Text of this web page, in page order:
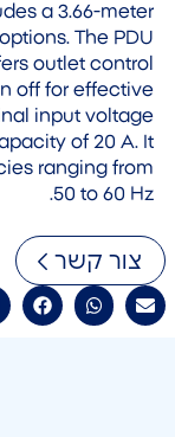
a 3.66-meter
The PDU
outlet control
off for effective
input voltage
of 20 A. It
ranging from
50 to 60 Hz.
צור קשר